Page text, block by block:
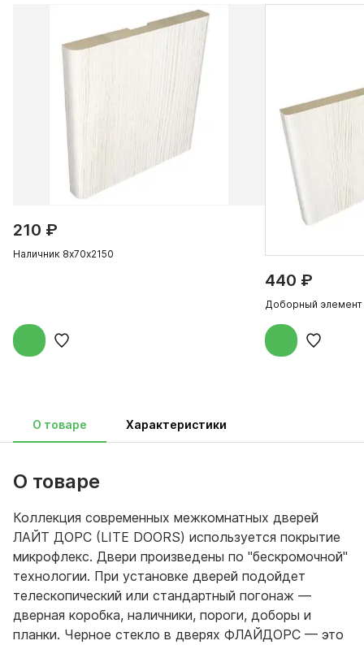
210 ₽
Наличник 8х70х2150
440 ₽
Доборный элемент
О товаре Характеристики
О товаре
Коллекция современных межкомнатных дверей
ЛАЙТ ДОРС (LITE DOORS) используется покрытие
микрофлекс. Двери произведены по "бескромочной"
технологии. При установке дверей подойдет
телескопический или стандартный погонаж —
дверная коробка, наличники, пороги, доборы и
планки. Черное стекло в дверях ФЛАЙДОРС — это